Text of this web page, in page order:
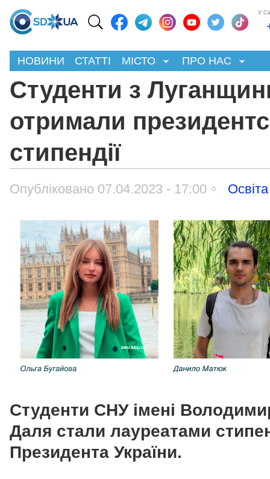
У
НОВИНИ СТАТТІ МІСТО ПРО НАС
​​Студенти з
отримали
стипендії
Опубліковано 07.04.2023 - 17:00 Освіта
Студенти СНУ імені
Даля стали лауреатами
Президента України.